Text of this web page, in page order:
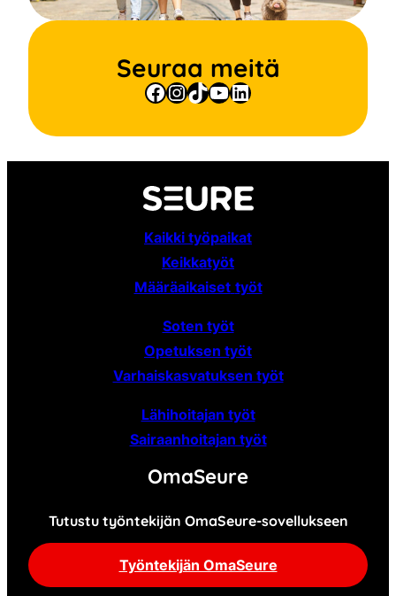
Seuraa meitä
Facebook
Instagram
TikTok
YouTube
LinkedIn
Kaikki työpaikat
Keikkatyöt
Määräaikaiset työt
Soten työt
Opetuksen työt
Varhaiskasvatuksen työt
Lähihoitajan työt
Sairaanhoitajan työt
OmaSeure
Tutustu työntekijän OmaSeure-sovellukseen
Työntekijän OmaSeure